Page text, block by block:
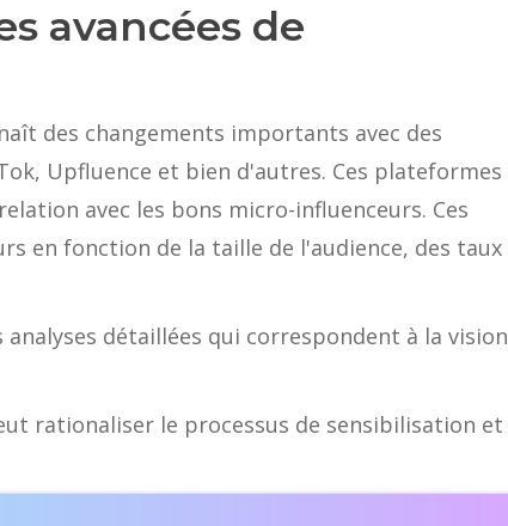
avancées de
des changements importants avec des
Upfluence et bien d'autres. Ces plateformes
avec les bons micro-influenceurs. Ces
en fonction de la taille de l'audience, des taux
détaillées qui correspondent à la vision
rationaliser le processus de sensibilisation et